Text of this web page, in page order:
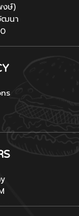
งษ์)
ฒนา